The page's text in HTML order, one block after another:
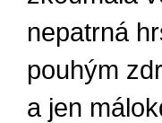
nepatrná
pouhým
a jen